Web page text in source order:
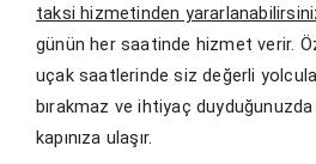
taksi hizmetinden
günün her saatinde hizmet verir.
uçak saatlerinde siz değerli
bırakmaz ve ihtiyaç duyduğunuzda
kapınıza ulaşır.